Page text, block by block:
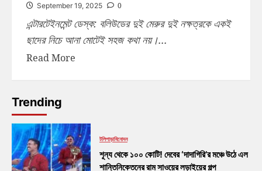
September 19, 2025 0
এন্টারটেইনমেন্ট ডেস্ক: বলিউডের দুই মেরুর দুই নক্ষত্রকে একই
ছাদের নিচে আনা মোটেই সহজ কথা নয়।...
Read More
Trending
টলিপাড়াবিনোদন
শূন্য থেকে ১০০ কোটি! দেবের ‘দাদাগিরি’র মঞ্চে উঠে এল
শান্তিনিকেতনের রাম সাওয়ের লড়াইয়ের গল্প